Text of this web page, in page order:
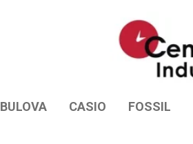
BULOVA CASIO FOSSIL